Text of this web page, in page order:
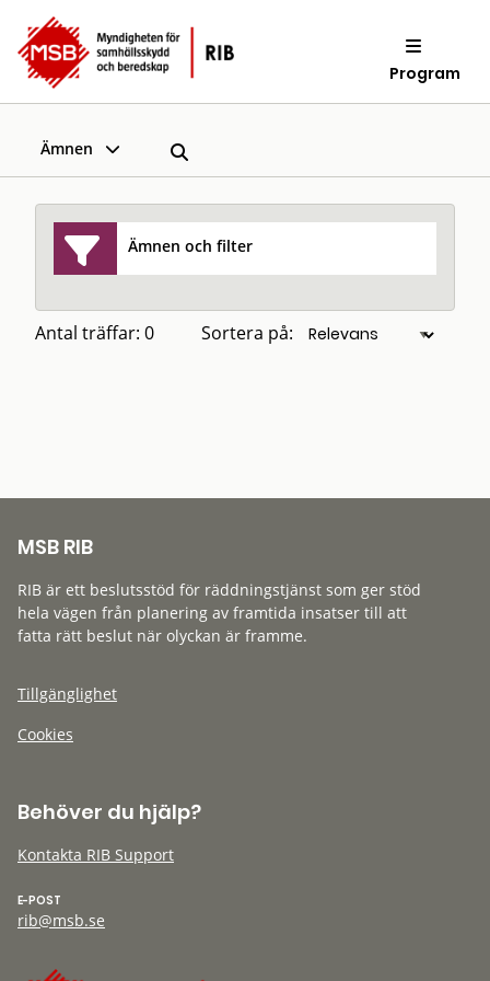
Program
Ämnen
Ämnen och filter
Antal träffar: 0 Sortera på:
MSB RIB
RIB är ett beslutsstöd för räddningstjänst som ger stöd
hela vägen från planering av framtida insatser till att
fatta rätt beslut när olyckan är framme.
Tillgänglighet
Cookies
Behöver du hjälp?
Kontakta RIB Support
E-POST
rib@msb.se